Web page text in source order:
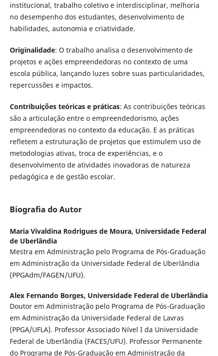
institucional, trabalho coletivo e interdisciplinar, melhoria
no desempenho dos estudantes, desenvolvimento de
habilidades, autonomia e criatividade.
Originalidade: O trabalho analisa o desenvolvimento de
projetos e ações empreendedoras no contexto de uma
escola pública, lançando luzes sobre suas particularidades,
repercussões e impactos.
Contribuições teóricas e práticas: As contribuições teóricas
são a articulação entre o empreendedorismo, ações
empreendedoras no contexto da educação. E as práticas
refletem a estruturação de projetos que estimulem uso de
metodologias ativas, troca de experiências, e o
desenvolvimento de atividades inovadoras de natureza
pedagógica e de gestão escolar.
Biografia do Autor
Maria Vivaldina Rodrigues de Moura, Universidade Federal
de Uberlândia
Mestra em Administração pelo Programa de Pós-Graduação
em Administração da Universidade Federal de Uberlândia
(PPGAdm/FAGEN/UFU).
Alex Fernando Borges, Universidade Federal de Uberlândia
Doutor em Administração pelo Programa de Pós-Graduação
em Administração da Universidade Federal de Lavras
(PPGA/UFLA). Professor Associado Nível I da Universidade
Federal de Uberlândia (FACES/UFU). Professor Permanente
do Programa de Pós-Graduação em Administração da